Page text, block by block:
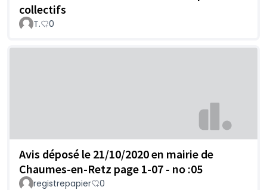
collectifs
T. 0
Avis déposé le 21/10/2020 en mairie de
Chaumes-en-Retz page 1-07 - no :05
registrepapier 0